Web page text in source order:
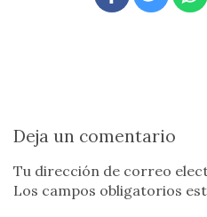
Deja un comentario
Tu dirección de correo
Los campos obligatorios